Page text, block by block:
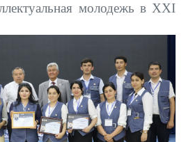
молодежь в XXI